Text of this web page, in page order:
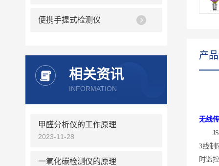
产
无线
3线制
时监
便携手提式检测仪
相关资讯
INFORMATION
甲醛分析仪的工作原理
2023-11-28
一氧化碳检测仪的原理